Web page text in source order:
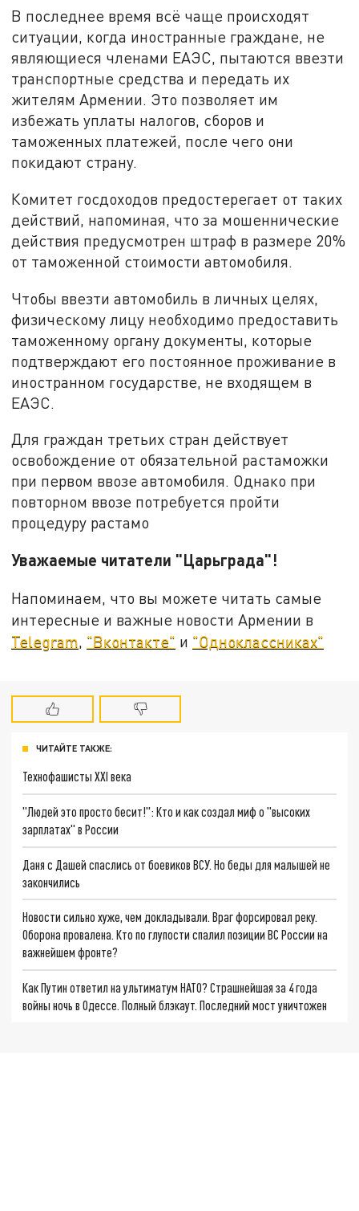
В последнее время всё чаще происходят
ситуации, когда иностранные граждане, не
являющиеся членами ЕАЭС, пытаются ввезти
транспортные средства и передать их
жителям Армении. Это позволяет им
избежать уплаты налогов, сборов и
таможенных платежей, после чего они
покидают страну.
Комитет госдоходов предостерегает от таких
действий, напоминая, что за мошеннические
действия предусмотрен штраф в размере 20%
от таможенной стоимости автомобиля.
Чтобы ввезти автомобиль в личных целях,
физическому лицу необходимо предоставить
таможенному органу документы, которые
подтверждают его постоянное проживание в
иностранном государстве, не входящем в
ЕАЭС.
Для граждан третьих стран действует
освобождение от обязательной растаможки
при первом ввозе автомобиля. Однако при
повторном ввозе потребуется пройти
процедуру растамо
Уважаемые читатели "Царьграда"!
Напоминаем, что вы можете читать самые
интересные и важные новости Армении в
Telegram "Вконтакте" и "Одноклассниках"
ЧИТАЙТЕ ТАКЖЕ:
Технофашисты XXI века
"Людей это просто бесит!": Кто и как создал миф о "высоких
зарплатах" в России
Даня с Дашей спаслись от боевиков ВСУ. Но беды для малышей не
закончились
Новости сильно хуже, чем докладывали. Враг форсировал реку.
Оборона провалена. Кто по глупости спалил позиции ВС России на
важнейшем фронте?
Как Путин ответил на ультиматум НАТО? Страшнейшая за 4 года
войны ночь в Одессе. Полный блэкаут. Последний мост уничтожен